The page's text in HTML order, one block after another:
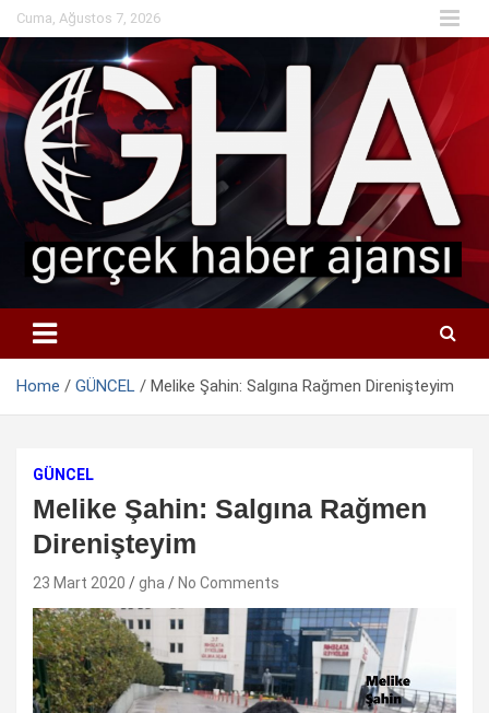
Skip
to
content
Cuma, Ağustos 7, 2026
Home GÜNCEL Melike Şahin: Salgına Rağmen Direnişteyim
GÜNCEL
Melike Şahin: Salgına Rağmen
Direnişteyim
23 Mart 2020 gha No Comments